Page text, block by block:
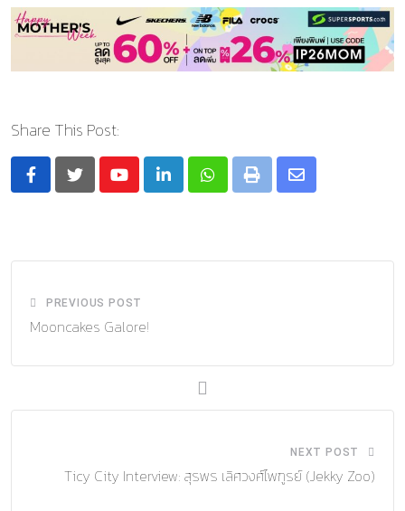
Share This Post:
YoutubeLinkedInWhatsapp
Print
Share
PREVIOUS POST
Mooncakes Galore!
NEXT POST
Ticy City Interview: สุรพร เลิศวงศ์ไพฑูรย์ (Jekky Zoo)